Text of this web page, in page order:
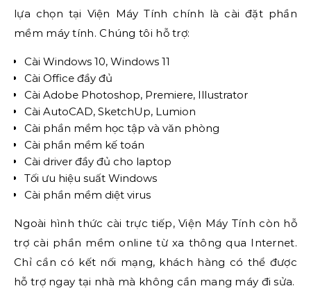
lựa chọn tại Viện Máy Tính chính là cài đặt phần
mềm máy tính. Chúng tôi hỗ trợ:
Cài Windows 10, Windows 11
Cài Office đầy đủ
Cài Adobe Photoshop, Premiere, Illustrator
Cài AutoCAD, SketchUp, Lumion
Cài phần mềm học tập và văn phòng
Cài phần mềm kế toán
Cài driver đầy đủ cho laptop
Tối ưu hiệu suất Windows
Cài phần mềm diệt virus
Ngoài hình thức cài trực tiếp, Viện Máy Tính còn hỗ
trợ cài phần mềm online từ xa thông qua Internet.
Chỉ cần có kết nối mạng, khách hàng có thể được
hỗ trợ ngay tại nhà mà không cần mang máy đi sửa.